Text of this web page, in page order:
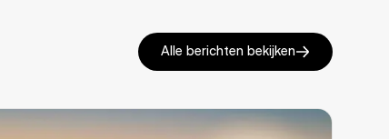
Alle berichten bekijken